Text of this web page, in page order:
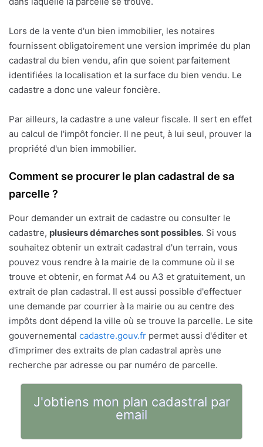
Lors de la vente d'un bien immobilier, les notaires
fournissent obligatoirement une version imprimée du plan
cadastral du bien vendu, afin que soient parfaitement
identifiées la localisation et la surface du bien vendu. Le
cadastre a donc une valeur foncière.
Par ailleurs, la cadastre a une valeur fiscale. Il sert en effet
au calcul de l'impôt foncier. Il ne peut, à lui seul, prouver la
propriété d'un bien immobilier.
Comment se procurer le plan cadastral de sa
parcelle ?
Pour demander un extrait de cadastre ou consulter le
cadastre, plusieurs démarches sont possibles. Si vous
souhaitez obtenir un extrait cadastral d'un terrain, vous
pouvez vous rendre à la mairie de la commune où il se
trouve et obtenir, en format A4 ou A3 et gratuitement, un
extrait de plan cadastral. Il est aussi possible d'effectuer
une demande par courrier à la mairie ou au centre des
impôts dont dépend la ville où se trouve la parcelle. Le site
gouvernemental cadastre.gouv.fr permet aussi d'éditer et
d'imprimer des extraits de plan cadastral après une
recherche par adresse ou par numéro de parcelle.
J'obtiens mon plan cadastral par
email